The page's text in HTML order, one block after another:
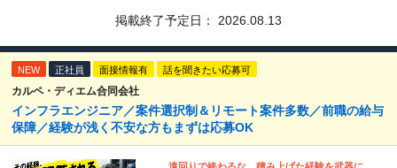
掲載終了予定日： 2026.08.13
NEW 正社員 面接情報有 話を聞きたい応募可
カルペ・ディエム合同会社
インフラエンジニア／案件選択制＆リモート案件多数／前職の給与
保障／経験が浅く不安な方もまずは応募OK